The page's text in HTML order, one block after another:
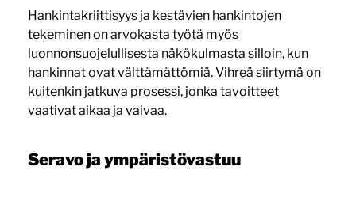
Hankintakriittisyys ja kestävien hankintojen
tekeminen on arvokasta työtä myös
luonnonsuojelullisesta näkökulmasta silloin, kun
hankinnat ovat välttämättömiä. Vihreä siirtymä on
kuitenkin jatkuva prosessi, jonka tavoitteet
vaativat aikaa ja vaivaa.
Seravo ja ympäristövastuu